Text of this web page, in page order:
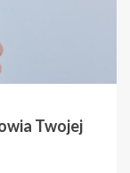
Twojej